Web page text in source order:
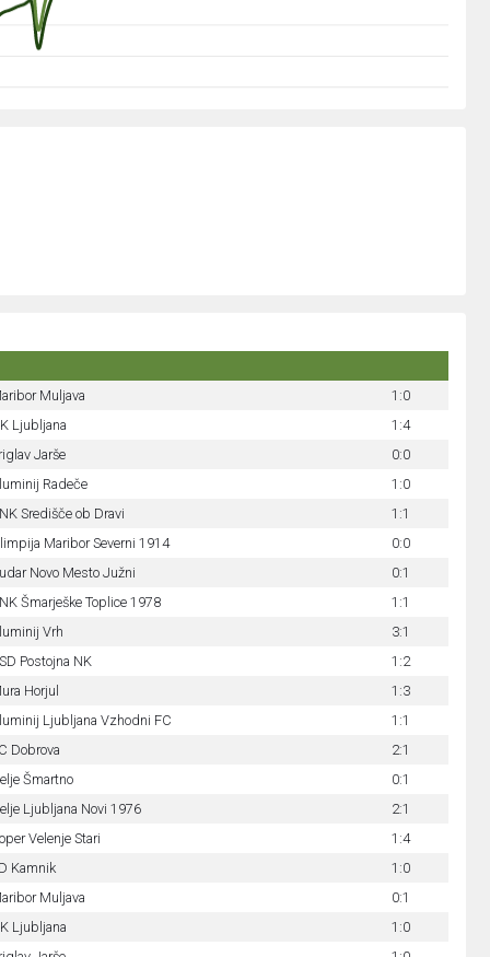
Muljava
1:0
Ljubljana
1:4
Jarše
0:0
Radeče
1:0
Središče ob Dravi
1:1
Maribor Severni 1914
0:0
Novo Mesto Južni
0:1
Šmarješke Toplice 1978
1:1
Vrh
3:1
Postojna NK
1:2
Horjul
1:3
Ljubljana Vzhodni FC
1:1
Dobrova
2:1
Šmartno
0:1
Ljubljana Novi 1976
2:1
Velenje Stari
1:4
Kamnik
1:0
Muljava
0:1
Ljubljana
1:0